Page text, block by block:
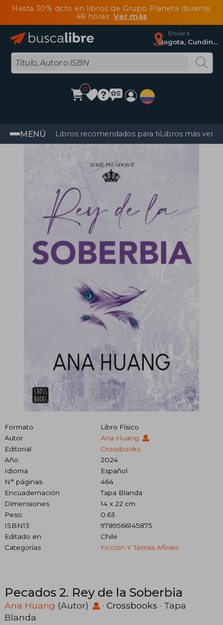
Hasta 30% dcto en libros de Grupo Planeta durante
48 horasVer más
Enviar a
Bogota, Cundinamarca
0
MENÚ Libros recomendados para tiLibros más
Formato
Libro Físico
Autor
Ana Huang
Editorial
Crossbooks
Año
2024
Idioma
Español
N° páginas
464
Encuadernación
Tapa Blanda
Dimensiones
14 x 22 cm
Peso
0.63
ISBN13
9789566145875
Editado en
Chile
Categorías
Ficción Y Temas Afines
Pecados 2. Rey de la Soberbia
Ana Huang (Autor) · Crossbooks · Tapa
Blanda